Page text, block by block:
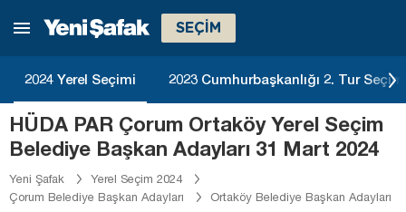
SEÇİM
2024 Yerel Seçimi 2023 Cumhurbaşkanlığı 2. Tur
HÜDA PAR Çorum Ortaköy Yerel Seçim
Belediye Başkan Adayları 31 Mart 2024
Yeni Şafak
Yerel Seçim 2024
Çorum Belediye Başkan Adayları
Ortaköy Belediye Başkan Adayları
Bingöl
Bolu
Burdur
Bursa